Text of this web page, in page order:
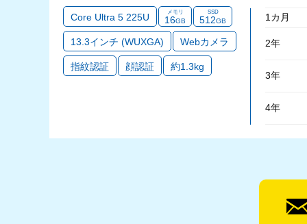
Core Ultra 5 225U メモリ
16GB
SSD
512GB
13.3インチ (WUXGA) Webカメラ
指紋認証 顔認証 約1.3kg
1カ月
2年
3年
4年